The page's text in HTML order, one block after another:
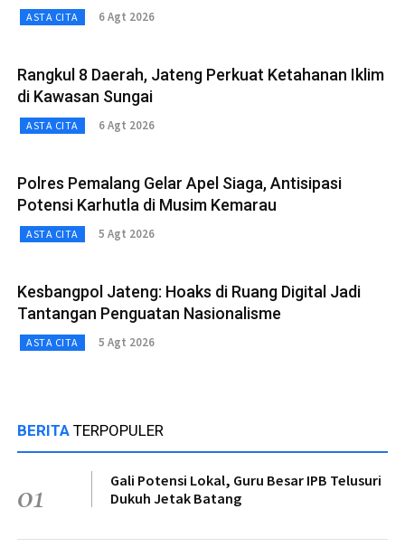
ASTA CITA 6 Agt 2026
Rangkul 8 Daerah, Jateng Perkuat Ketahanan Iklim
di Kawasan Sungai
ASTA CITA 6 Agt 2026
Polres Pemalang Gelar Apel Siaga, Antisipasi
Potensi Karhutla di Musim Kemarau
ASTA CITA 5 Agt 2026
Kesbangpol Jateng: Hoaks di Ruang Digital Jadi
Tantangan Penguatan Nasionalisme
ASTA CITA 5 Agt 2026
BERITA TERPOPULER
01
Gali Potensi Lokal, Guru Besar IPB Telusuri
Dukuh Jetak Batang